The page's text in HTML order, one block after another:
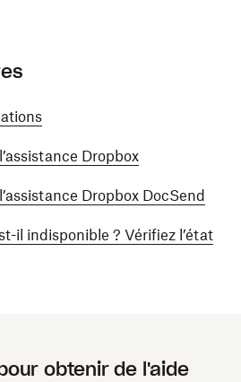
Dropbox
Dropbox DocSend
il indisponible ? Vérifiez l’état
obtenir de l'aide